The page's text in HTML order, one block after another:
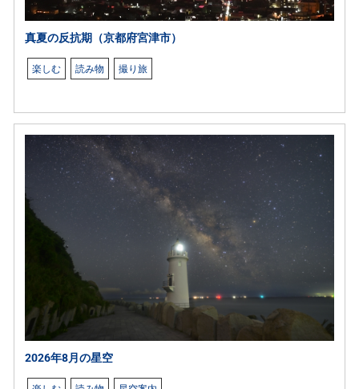
真夏の反抗期（京都府宮津市）
楽しむ 読み物 撮り旅
2026年8月の星空